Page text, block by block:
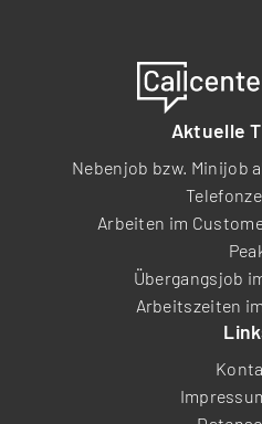
Aktuelle
Nebenjob bzw. Minijob
Arbeiten im
Übergangsjob
Arbeitszeiten